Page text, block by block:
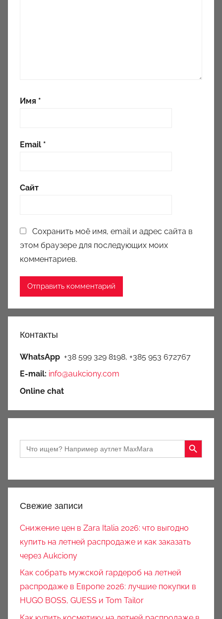
Имя *
Email *
Сайт
Сохранить моё имя, email и адрес сайта в
этом браузере для последующих моих
комментариев.
Контакты
WhatsApp +38 599 329 8198, +385 953 672767
E-mail: info@aukciony.com
Online chat
Search
for:
Search Button
Свежие записи
Снижение цен в Zara Italia 2026: что выгодно
купить на летней распродаже и как заказать
через Aukciony
Как собрать мужской гардероб на летней
распродаже в Европе 2026: лучшие покупки в
HUGO BOSS, GUESS и Tom Tailor